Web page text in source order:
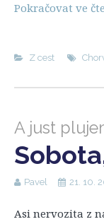
Pokračovat ve
Z cest
A just
Pavel 21. 10.
Asi nervozita z